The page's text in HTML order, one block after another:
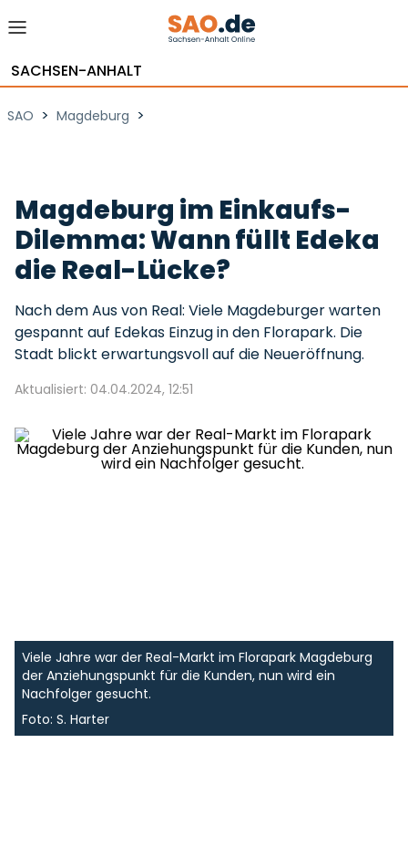
SACHSEN-ANHALT
SAO > Magdeburg >
Magdeburg im Einkaufs-
Dilemma: Wann füllt Edeka
die Real-Lücke?
Nach dem Aus von Real: Viele Magdeburger warten
gespannt auf Edekas Einzug in den Florapark. Die
Stadt blickt erwartungsvoll auf die Neueröffnung.
Aktualisiert: 04.04.2024, 12:51
Viele Jahre war der Real-Markt im Florapark Magdeburg
der Anziehungspunkt für die Kunden, nun wird ein
Nachfolger gesucht.
Foto: S. Harter